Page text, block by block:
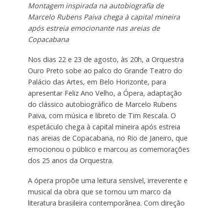
Montagem inspirada na autobiografia de
Marcelo Rubens Paiva chega à capital mineira
após estreia emocionante nas areias de
Copacabana
Nos dias 22 e 23 de agosto, às 20h, a Orquestra
Ouro Preto sobe ao palco do Grande Teatro do
Palácio das Artes, em Belo Horizonte, para
apresentar Feliz Ano Velho, a Ópera, adaptação
do clássico autobiográfico de Marcelo Rubens
Paiva, com música e libreto de Tim Rescala. O
espetáculo chega à capital mineira após estreia
nas areias de Copacabana, no Rio de Janeiro, que
emocionou o público e marcou as comemorações
dos 25 anos da Orquestra.
A ópera propõe uma leitura sensível, irreverente e
musical da obra que se tornou um marco da
literatura brasileira contemporânea. Com direção